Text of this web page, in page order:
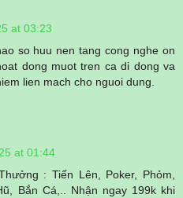
at 03:23
so huu nen tang cong nghe on
dong muot tren ca di dong va
lien mach cho nguoi dung.
at 01:44
: Tiến Lên, Poker, Phỏm,
Bắn Cá,.. Nhận ngay 199k khi